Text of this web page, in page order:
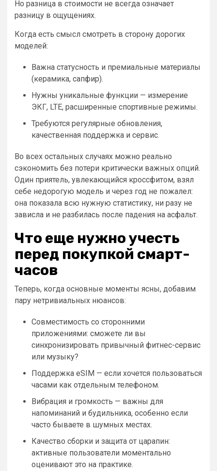
Но разница в стоимости не всегда означает
разницу в ощущениях.
Когда есть смысл смотреть в сторону дорогих
моделей:
Важна статусность и премиальные материалы
(керамика, сапфир).
Нужны уникальные функции — измерение
ЭКГ, LTE, расширенные спортивные режимы.
Требуются регулярные обновления,
качественная поддержка и сервис.
Во всех остальных случаях можно реально
сэкономить без потери критически важных опций.
Один приятель, увлекающийся кроссфитом, взял
себе недорогую модель и через год не пожалел:
она показала всю нужную статистику, ни разу не
зависла и не разбилась после падения на асфальт.
Что еще нужно учесть
перед покупкой смарт-
часов
Теперь, когда основные моменты ясны, добавим
пару нетривиальных нюансов:
Совместимость со сторонними
приложениями: сможете ли вы
синхронизировать привычный фитнес-сервис
или музыку?
Поддержка eSIM — если хочется пользоваться
часами как отдельным телефоном.
Вибрация и громкость — важны для
напоминаний и будильника, особенно если
часто бываете в шумных местах.
Качество сборки и защита от царапин:
активные пользователи моментально
оценивают это на практике.